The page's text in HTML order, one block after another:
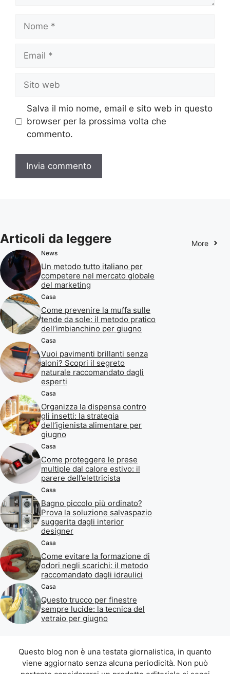
Nome
Email
Sito
web
Salva il mio nome, email e sito web in questo
browser per la prossima volta che
commento.
Articoli da leggere More
News
Un metodo tutto italiano per
competere nel mercato globale
del marketing
Casa
Come prevenire la muffa sulle
tende da sole: il metodo pratico
dell’imbianchino per giugno
Casa
Vuoi pavimenti brillanti senza
aloni? Scopri il segreto
naturale raccomandato dagli
esperti
Casa
Organizza la dispensa contro
gli insetti: la strategia
dell’igienista alimentare per
giugno
Casa
Come proteggere le prese
multiple dal calore estivo: il
parere dell’elettricista
Casa
Bagno piccolo più ordinato?
Prova la soluzione salvaspazio
suggerita dagli interior
designer
Casa
Come evitare la formazione di
odori negli scarichi: il metodo
raccomandato dagli idraulici
Casa
Questo trucco per finestre
sempre lucide: la tecnica del
vetraio per giugno
Questo blog non è una testata giornalistica, in quanto
viene aggiornato senza alcuna periodicità. Non può